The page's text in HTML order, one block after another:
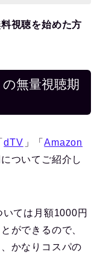
視聴を始めた方
無量視聴期
dTV 」「Amazon
ついてご紹介し
ては月額1000円
ができるので、
かなりコスパの